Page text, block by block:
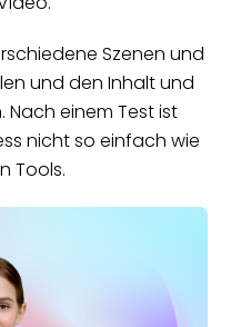
Szenen und
und den Inhalt und
Nach einem Test ist
nicht so einfach wie
Tools.